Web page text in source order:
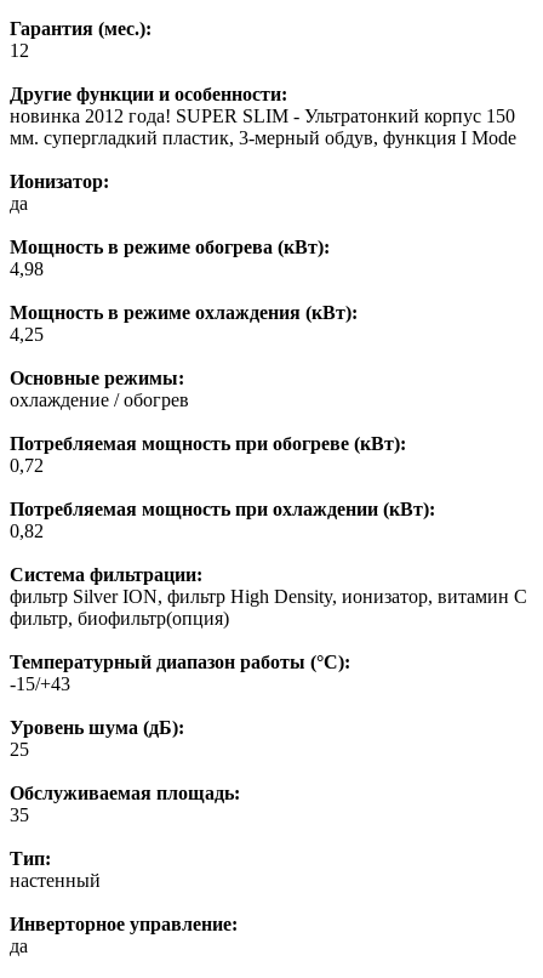
Гарантия (мес.):
12
Другие функции и особенности:
новинка 2012 года! SUPER SLIM - Ультратонкий корпус 150
мм. супергладкий пластик, 3-мерный обдув, функция I Mode
Ионизатор:
да
Мощность в режиме обогрева (кВт):
4,98
Мощность в режиме охлаждения (кВт):
4,25
Основные режимы:
охлаждение / обогрев
Потребляемая мощность при обогреве (кВт):
0,72
Потребляемая мощность при охлаждении (кВт):
0,82
Система фильтрации:
фильтр Silver ION, фильтр High Density, ионизатор, витамин С
фильтр, биофильтр(опция)
Температурный диапазон работы (°C):
-15/+43
Уровень шума (дБ):
25
Обслуживаемая площадь:
35
Тип:
настенный
Инверторное управление:
да